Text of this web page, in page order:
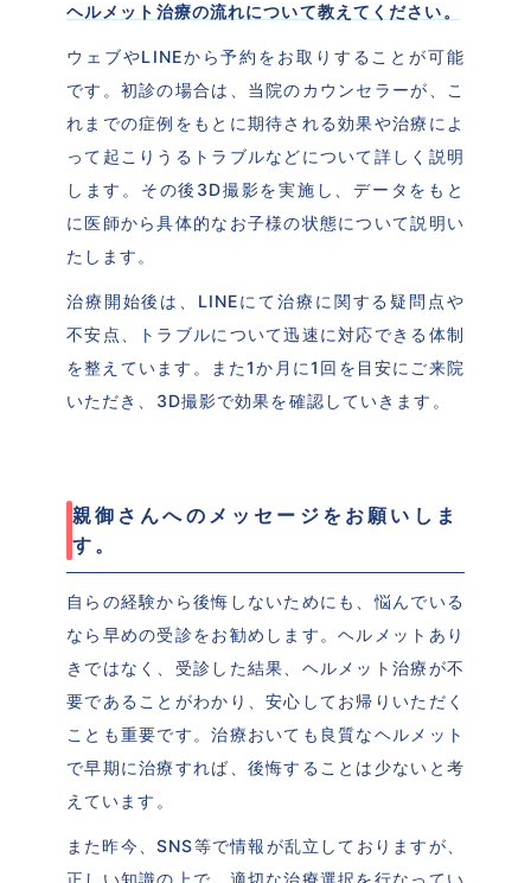
ヘルメット治療の流れについて教えてください。
ウェブやLINEから予約をお取りすることが可能
です。初診の場合は、当院のカウンセラーが、こ
れまでの症例をもとに期待される効果や治療によ
って起こりうるトラブルなどについて詳しく説明
します。その後3D撮影を実施し、データをもと
に医師から具体的なお子様の状態について説明い
たします。
治療開始後は、LINEにて治療に関する疑問点や
不安点、トラブルについて迅速に対応できる体制
を整えています。また1か月に1回を目安にご来院
いただき、3D撮影で効果を確認していきます。
親御さんへのメッセージをお願いしま
す。
自らの経験から後悔しないためにも、悩んでいる
なら早めの受診をお勧めします。ヘルメットあり
きではなく、受診した結果、ヘルメット治療が不
要であることがわかり、安心してお帰りいただく
ことも重要です。治療おいても良質なヘルメット
で早期に治療すれば、後悔することは少ないと考
えています。
また昨今、SNS等で情報が乱立しておりますが、
正しい知識の上で、適切な治療選択を行なってい